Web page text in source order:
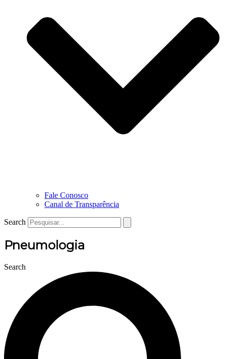
Fale Conosco
Canal de Transparência
Search
Pneumologia
Search